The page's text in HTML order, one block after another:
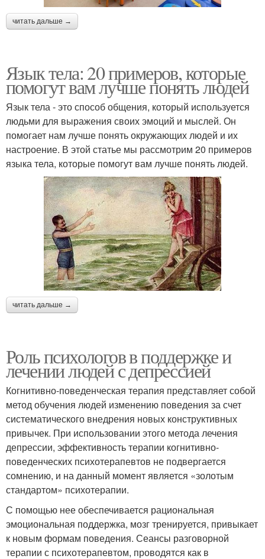
читать дальше →
Язык тела: 20 примеров, которые
помогут вам лучше понять людей
Язык тела - это способ общения, который используется
людьми для выражения своих эмоций и мыслей. Он
помогает нам лучше понять окружающих людей и их
настроение. В этой статье мы рассмотрим 20 примеров
языка тела, которые помогут вам лучше понять людей.
читать дальше →
Роль психологов в поддержке и
лечении людей с депрессией
Когнитивно-поведенческая терапия представляет собой
метод обучения людей изменению поведения за счет
систематического внедрения новых конструктивных
привычек. При использовании этого метода лечения
депрессии, эффективность терапии когнитивно-
поведенческих психотерапевтов не подвергается
сомнению, и на данный момент является «золотым
стандартом» психотерапии.
С помощью нее обеспечивается рациональная
эмоциональная поддержка, мозг тренируется, привыкает
к новым формам поведения. Сеансы разговорной
терапии с психотерапевтом, проводятся как в